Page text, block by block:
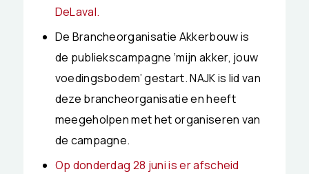
DeLaval.
De Brancheorganisatie Akkerbouw is
de publiekscampagne ‘mijn akker, jouw
voedingsbodem’ gestart. NAJK is lid van
deze brancheorganisatie en heeft
meegeholpen met het organiseren van
de campagne.
Op donderdag 28 juni is er afscheid